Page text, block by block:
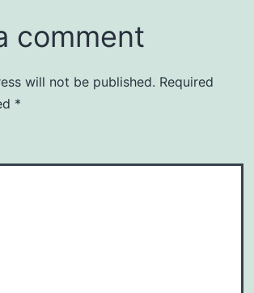
comment
will not be published. Required
*